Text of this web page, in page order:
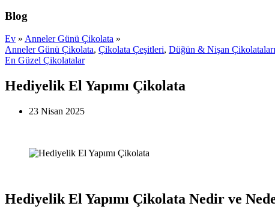
Blog
Ev » Anneler Günü Çikolata »
Anneler Günü Çikolata, Çikolata Çeşitleri, Düğün & Nişan Çikolataları
En Güzel Çikolatalar
Hediyelik El Yapımı Çikolata
23 Nisan 2025
Hediyelik El Yapımı Çikolata Nedir ve